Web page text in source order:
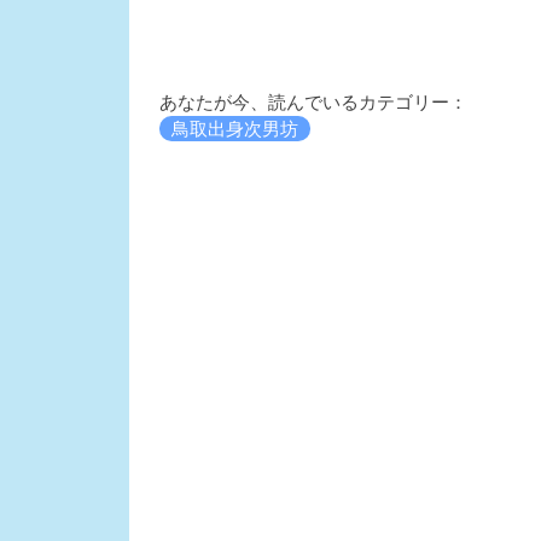
あなたが今、読んでいるカテゴリー：
鳥取出身次男坊